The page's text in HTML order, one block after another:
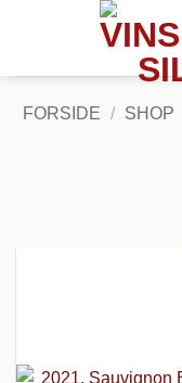
FORSIDE / SHOP